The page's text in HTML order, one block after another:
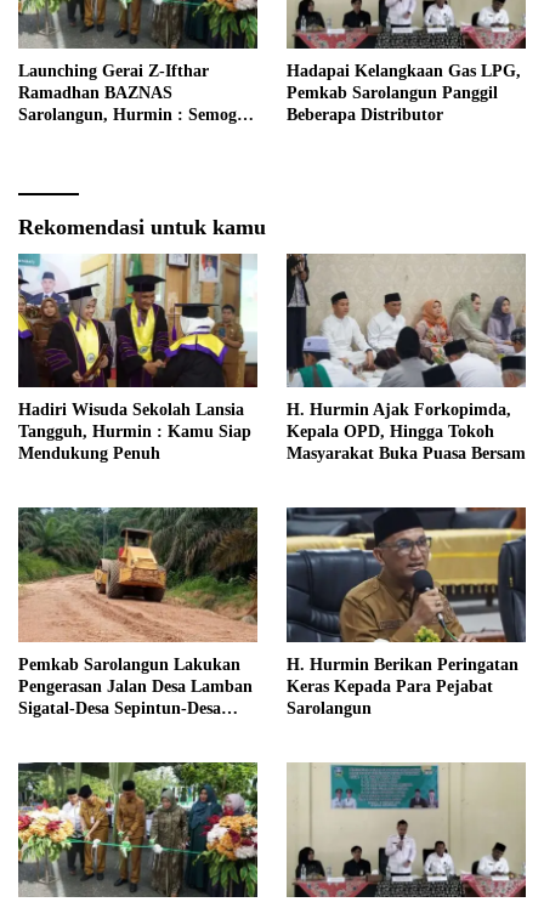
Launching Gerai Z-Ifthar
Ramadhan BAZNAS
Sarolangun, Hurmin : Semoga
Hadapai Kelangkaan Gas LPG,
Pemkab Sarolangun Panggil
Beberapa Distributor
Rekomendasi untuk kamu
Hadiri Wisuda Sekolah Lansia
Tangguh, Hurmin : Kamu Siap
Mendukung Penuh
H. Hurmin Ajak Forkopimda,
Kepala OPD, Hingga Tokoh
Masyarakat Buka Puasa Bersam
Pemkab Sarolangun Lakukan
Pengerasan Jalan Desa Lamban
Sigatal-Desa Sepintun-Desa
H. Hurmin Berikan Peringatan
Keras Kepada Para Pejabat
Sarolangun